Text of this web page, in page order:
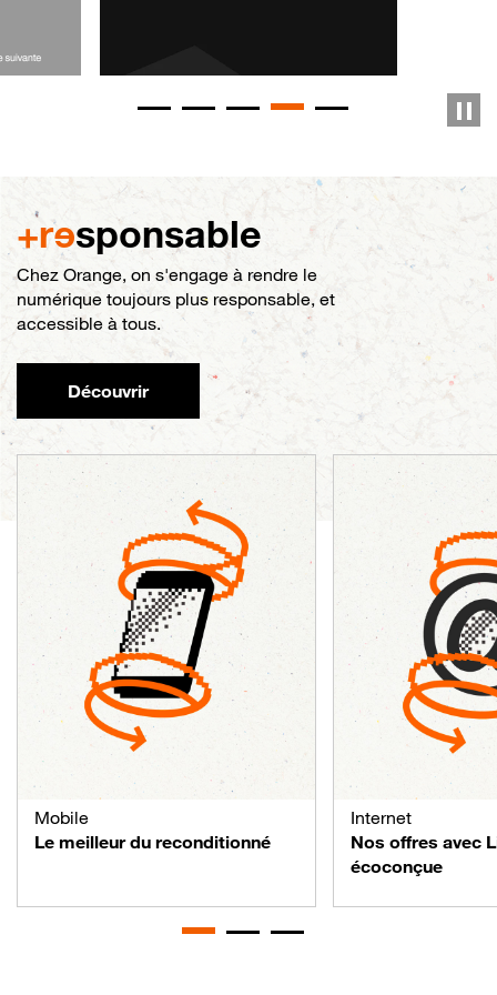
+responsable
Chez Orange, on s'engage à rendre le
numérique toujours plus responsable, et
accessible à tous.
Découvrir
Mobile
Le meilleur du reconditionné
Internet
Nos offres avec
écoconçue